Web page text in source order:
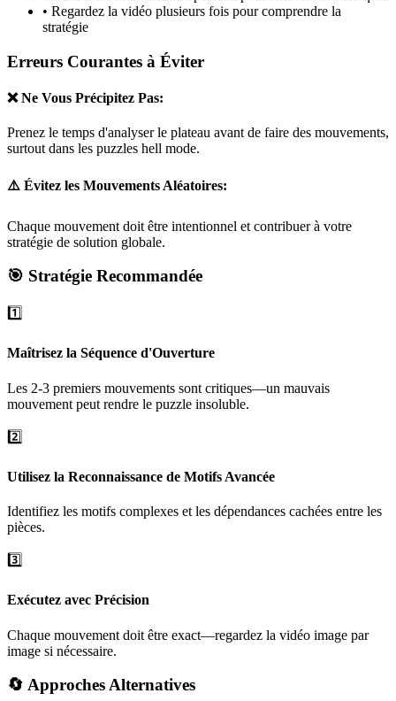
• Regardez la vidéo plusieurs fois pour comprendre la
stratégie
Erreurs Courantes à Éviter
❌ Ne Vous Précipitez Pas:
Prenez le temps d'analyser le plateau avant de faire des mouvements,
surtout dans les puzzles hell mode.
⚠️ Évitez les Mouvements Aléatoires:
Chaque mouvement doit être intentionnel et contribuer à votre
stratégie de solution globale.
🎯 Stratégie Recommandée
1️⃣
Maîtrisez la Séquence d'Ouverture
Les 2-3 premiers mouvements sont critiques—un mauvais
mouvement peut rendre le puzzle insoluble.
2️⃣
Utilisez la Reconnaissance de Motifs Avancée
Identifiez les motifs complexes et les dépendances cachées entre les
pièces.
3️⃣
Exécutez avec Précision
Chaque mouvement doit être exact—regardez la vidéo image par
image si nécessaire.
🔄 Approches Alternatives